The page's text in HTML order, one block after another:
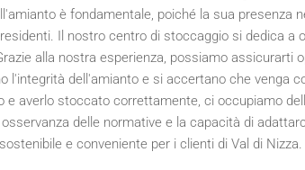
è fondamentale, poiché la sua presenza
Il nostro centro di stoccaggio si dedica
alla nostra esperienza, possiamo assicurarti
l'integrità dell'amianto e si accertano che venga
e averlo stoccato correttamente, ci occupiamo
delle normative e la capacità di
e conveniente per i clienti di Val di Nizza.